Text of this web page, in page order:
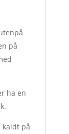
på
ha en
kaldt på